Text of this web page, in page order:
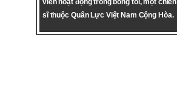
viên hoạt động trong bóng tối, một chiến
sĩ thuộc Quân Lực Việt Nam Cộng Hòa.